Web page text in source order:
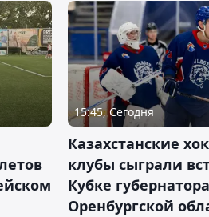
15:45, Сегодня
Казахстанские
клубы сыграли
Кубке губернатора
Оренбургской